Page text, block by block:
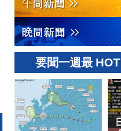
要聞一週最 HOT